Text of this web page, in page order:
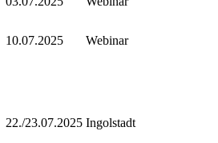
10.07.2025 Webinar
22./23.07.2025 Ingolstadt